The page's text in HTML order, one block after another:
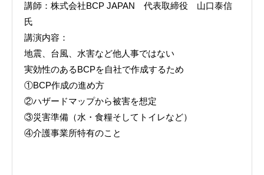
講師：株式会社BCP JAPAN 代表取締役 山口泰信
氏
講演内容：
地震、台風、水害など他人事ではない
実効性のあるBCPを自社で作成するため
①BCP作成の進め方
②ハザードマップから被害を想定
③災害準備（水・食糧そしてトイレなど）
④介護事業所特有のこと